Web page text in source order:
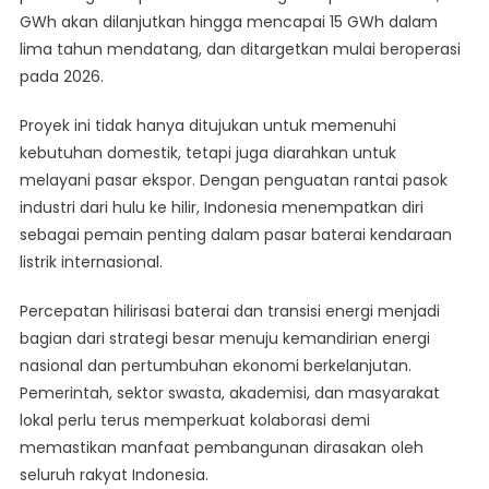
GWh akan dilanjutkan hingga mencapai 15 GWh dalam
lima tahun mendatang, dan ditargetkan mulai beroperasi
pada 2026.
Proyek ini tidak hanya ditujukan untuk memenuhi
kebutuhan domestik, tetapi juga diarahkan untuk
melayani pasar ekspor. Dengan penguatan rantai pasok
industri dari hulu ke hilir, Indonesia menempatkan diri
sebagai pemain penting dalam pasar baterai kendaraan
listrik internasional.
Percepatan hilirisasi baterai dan transisi energi menjadi
bagian dari strategi besar menuju kemandirian energi
nasional dan pertumbuhan ekonomi berkelanjutan.
Pemerintah, sektor swasta, akademisi, dan masyarakat
lokal perlu terus memperkuat kolaborasi demi
memastikan manfaat pembangunan dirasakan oleh
seluruh rakyat Indonesia.